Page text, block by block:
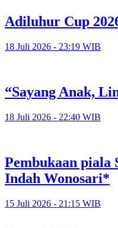
Adiluhur Cup
18 Juli 2026 - 23:19 WIB
“Sayang Anak,
18 Juli 2026 - 22:40 WIB
Pembukaan piala
Indah Wonosari*
15 Juli 2026 - 21:15 WIB